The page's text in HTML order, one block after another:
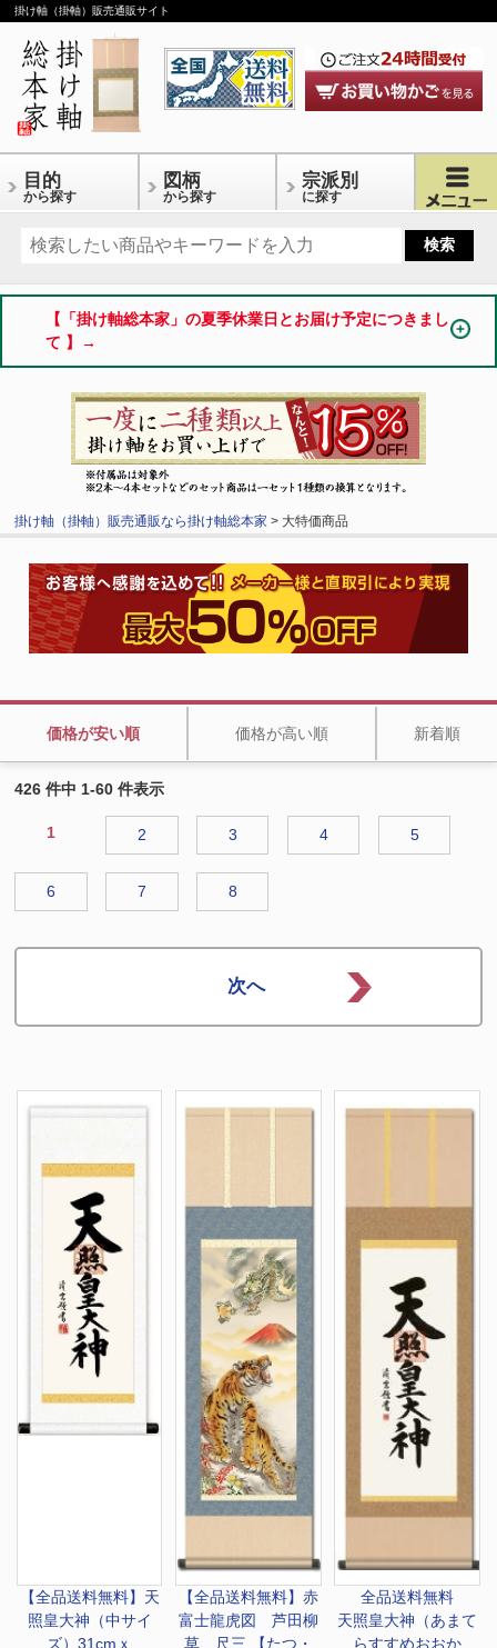
掛け軸（掛軸）販売通販サイト
目的
から探す
図柄
から探す
宗派別
に探す
【「掛け軸総本家」の夏季休業日とお届け予定につきまし
て 】→
掛け軸（掛軸）販売通販なら掛け軸総本家 > 大特価商品
価格が安い順 価格が高い順 新着順
426 件中 1-60 件表示
1 2 3 4 5
6 7 8
【全品送料無料】 天
照皇大神（中サイ
ズ）31cmｘ
【全品送料無料】 赤
富士龍虎図 芦田柳
草 尺三 【たつ・
全品送料無料
天照皇大神（あまて
らすすめおおか